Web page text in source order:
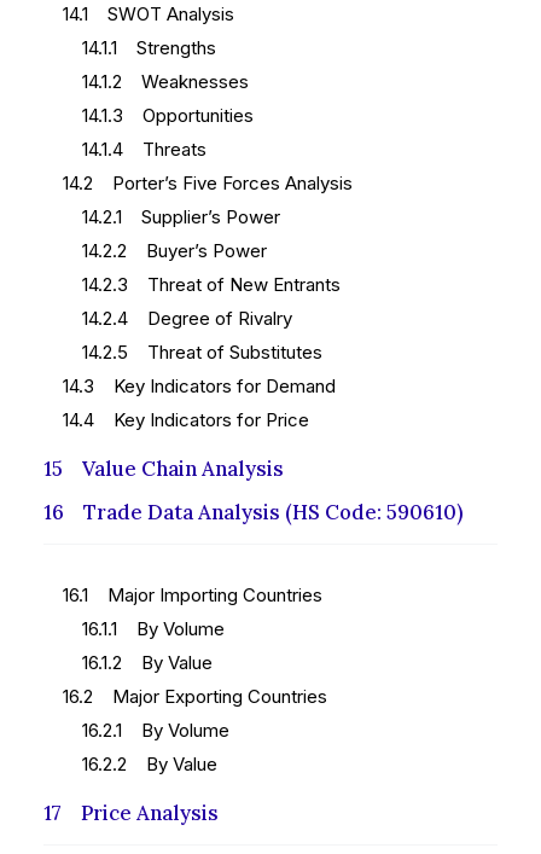
14.1 SWOT Analysis
14.1.1 Strengths
14.1.2 Weaknesses
14.1.3 Opportunities
14.1.4 Threats
14.2 Porter’s Five Forces Analysis
14.2.1 Supplier’s Power
14.2.2 Buyer’s Power
14.2.3 Threat of New Entrants
14.2.4 Degree of Rivalry
14.2.5 Threat of Substitutes
14.3 Key Indicators for Demand
14.4 Key Indicators for Price
15 Value Chain Analysis
16 Trade Data Analysis (HS Code: 590610)
16.1 Major Importing Countries
16.1.1 By Volume
16.1.2 By Value
16.2 Major Exporting Countries
16.2.1 By Volume
16.2.2 By Value
17 Price Analysis